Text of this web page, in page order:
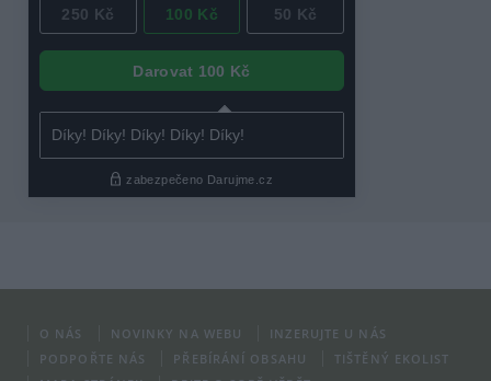
O NÁS NOVINKY NA WEBU
INZERUJTE U NÁS
PODPOŘTE NÁS
PŘEBÍRÁNÍ OBSAHU
TIŠTĚNÝ EKOLIST